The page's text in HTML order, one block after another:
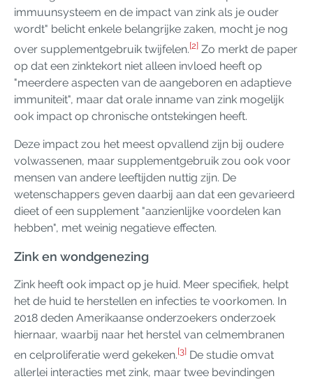
immuunsysteem en de impact van zink als je ouder
wordt" belicht enkele belangrijke zaken, mocht je nog
over supplementgebruik twijfelen.[2] Zo merkt de paper
op dat een zinktekort niet alleen invloed heeft op
"meerdere aspecten van de aangeboren en adaptieve
immuniteit", maar dat orale inname van zink mogelijk
ook impact op chronische ontstekingen heeft.
Deze impact zou het meest opvallend zijn bij oudere
volwassenen, maar supplementgebruik zou ook voor
mensen van andere leeftijden nuttig zijn. De
wetenschappers geven daarbij aan dat een gevarieerd
dieet of een supplement "aanzienlijke voordelen kan
hebben", met weinig negatieve effecten.
Zink en wondgenezing
Zink heeft ook impact op je huid. Meer specifiek, helpt
het de huid te herstellen en infecties te voorkomen. In
2018 deden Amerikaanse onderzoekers onderzoek
hiernaar, waarbij naar het herstel van celmembranen
en celproliferatie werd gekeken.[3] De studie omvat
allerlei interacties met zink, maar twee bevindingen